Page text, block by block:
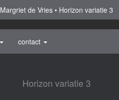
Margriet de Vries Horizon variatie 3
contact
Horizon variatie 3